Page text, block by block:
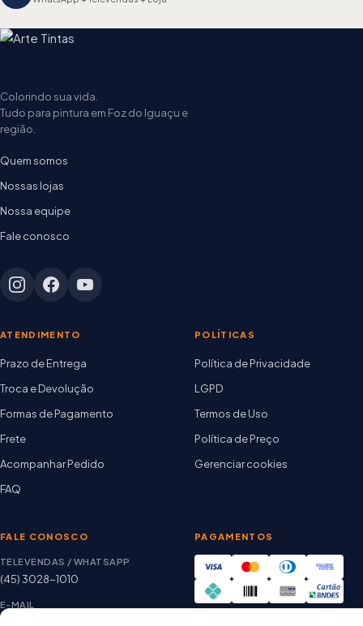
Colorindo sua vida.
Tudo para pintura em Foz do Iguaçu e
região.
Quem somos
Nossas lojas
Nossa equipe
Fale conosco
ATENDIMENTO
Prazo de Entrega
Troca e Devolução
Formas de Pagamento
Frete
Acompanhar Pedido
FAQ
POLÍTICAS
Política de Privacidade
LGPD
Termos de Uso
Política de Preço
Gerenciar cookies
FALE CONOSCO
TELEVENDAS / WHATSAPP
(45) 3028-1010
E-MAIL
PAGAMENTOS